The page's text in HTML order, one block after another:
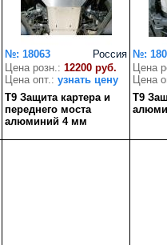
Россия
№: 18063
Цена розн.: 12200 руб.
Цена опт.: узнать цену
T9 Защита картера и
переднего моста
алюминий 4 мм
№:
Цена
Цена
T9